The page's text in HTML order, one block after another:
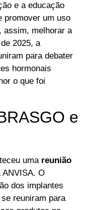
e a educação
promover um uso
assim, melhorar a
2025, a
para debater
hormonais
o que foi
e
uma reunião
ANVISA. O
dos implantes
reuniram para